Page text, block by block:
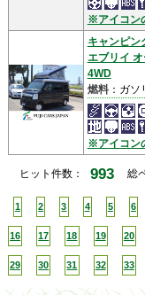
※アイコン
キャンピン
エブリイ
4WD
燃料：ガソ
※アイコン
ヒット件数： 993 総
1 2 3 4 5 6
16 17 18 19 20
29 30 31 32 33